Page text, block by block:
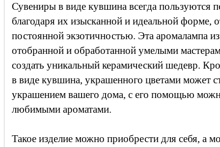
Сувениры в виде кувшина всегда пользуются
благодаря их изысканной и идеальной форме,
постоянной экзотичностью. Эта аромалампа
отобранной и обработанной умелыми
создать уникальный керамический шедевр.
в виде кувшина, украшенного цветами может
украшением вашего дома, с его помощью
любимыми ароматами.
Такое изделие можно приобрести для себя, а